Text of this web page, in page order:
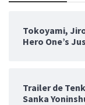
Tokoyami,
Hero One’s
Trailer de
Sanka